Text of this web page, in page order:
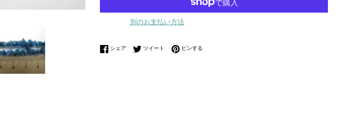
別のお支払い方法
シェア Facebookでシェアする
ツイート Twitterに投稿する
ピンする